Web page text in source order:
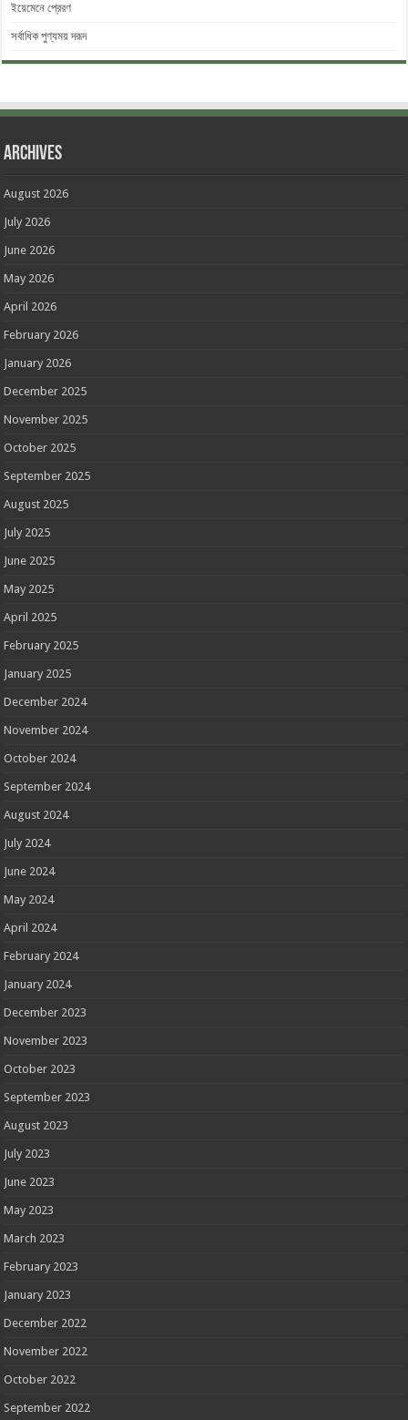
ইয়েমেনে প্রেরণ
সর্বাধিক পুণ্যময় দরূদ
Archives
August 2026
July 2026
June 2026
May 2026
April 2026
February 2026
January 2026
December 2025
November 2025
October 2025
September 2025
August 2025
July 2025
June 2025
May 2025
April 2025
February 2025
January 2025
December 2024
November 2024
October 2024
September 2024
August 2024
July 2024
June 2024
May 2024
April 2024
February 2024
January 2024
December 2023
November 2023
October 2023
September 2023
August 2023
July 2023
June 2023
May 2023
March 2023
February 2023
January 2023
December 2022
November 2022
October 2022
September 2022